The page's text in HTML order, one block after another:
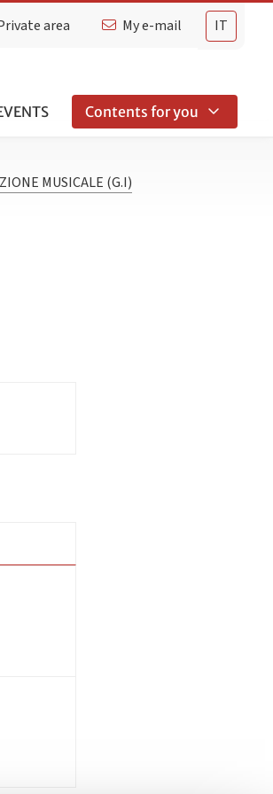
IT
area My e-mail
Contents for you
MUSICALE (G.I)